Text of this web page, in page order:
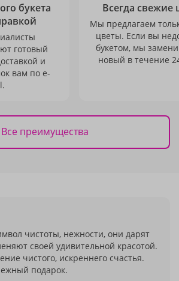
букета
готовый
и
вам по e-
Всегда свежие
Мы предлагаем
цветы. Если вы
букетом, мы
новый в течение
Все преимущества
чистоты, нежности, они дарят
своей удивительной красотой.
чистого, искреннего счастья.
подарок.